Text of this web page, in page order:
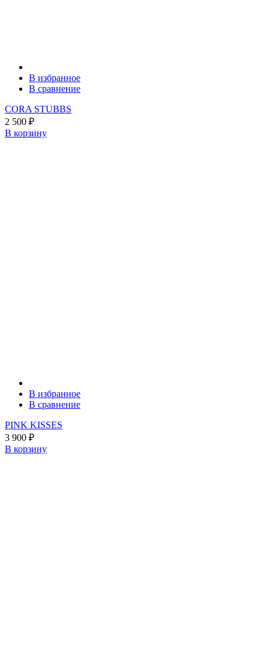
В избранное
В сравнение
CORA STUBBS
2 500 ₽
В корзину
В избранное
В сравнение
PINK KISSES
3 900 ₽
В корзину